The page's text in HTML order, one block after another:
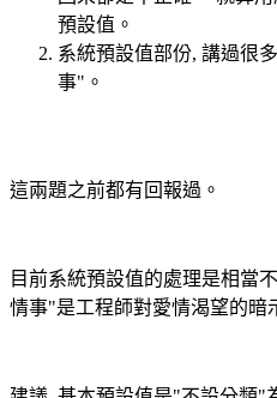
預設值。
系統預設值部份, 講過很
事"。
這兩題之前都有回報過。
目前系統預設值的處理是相當
情事"是工程師對愛情渴望的暗